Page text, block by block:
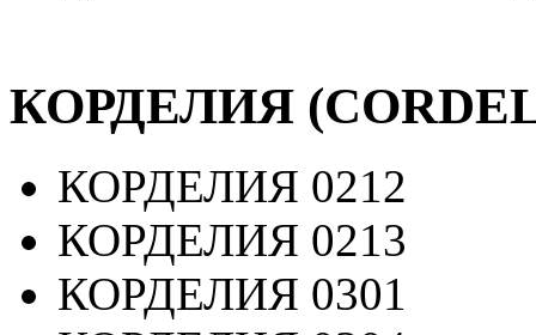
КОРДЕЛИЯ
КОРДЕЛИЯ 0212
КОРДЕЛИЯ 0213
КОРДЕЛИЯ 0301